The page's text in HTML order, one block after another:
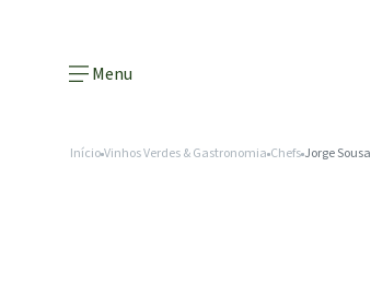
Menu
InícioVinhos Verdes & Gastronomia Chefs Jorge Sousa